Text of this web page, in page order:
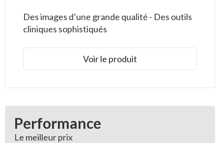
Des images d’une grande qualité - Des outils
cliniques sophistiqués
Voir le produit
Performance
Le meilleur prix